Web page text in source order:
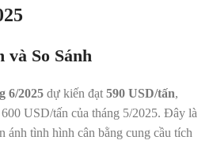
So Sánh
6/2025 dự kiến đạt 590 USD/tấn,
USD/tấn của tháng 5/2025. Đây là
ánh tình hình cân bằng cung cầu tích